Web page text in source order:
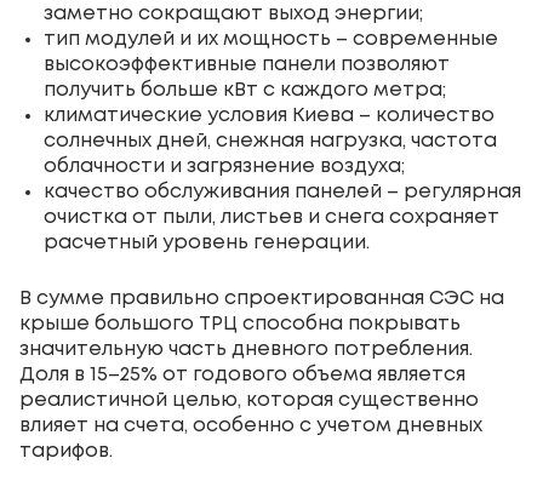
заметно сокращают выход энергии;
тип модулей и их мощность – современные
высокоэффективные панели позволяют
получить больше кВт с каждого метра;
климатические условия Киева – количество
солнечных дней, снежная нагрузка, частота
облачности и загрязнение воздуха;
качество обслуживания панелей – регулярная
очистка от пыли, листьев и снега сохраняет
расчетный уровень генерации.
В сумме правильно спроектированная СЭС на
крыше большого ТРЦ способна покрывать
значительную часть дневного потребления.
Доля в 15–25% от годового объема является
реалистичной целью, которая существенно
влияет на счета, особенно с учетом дневных
тарифов.